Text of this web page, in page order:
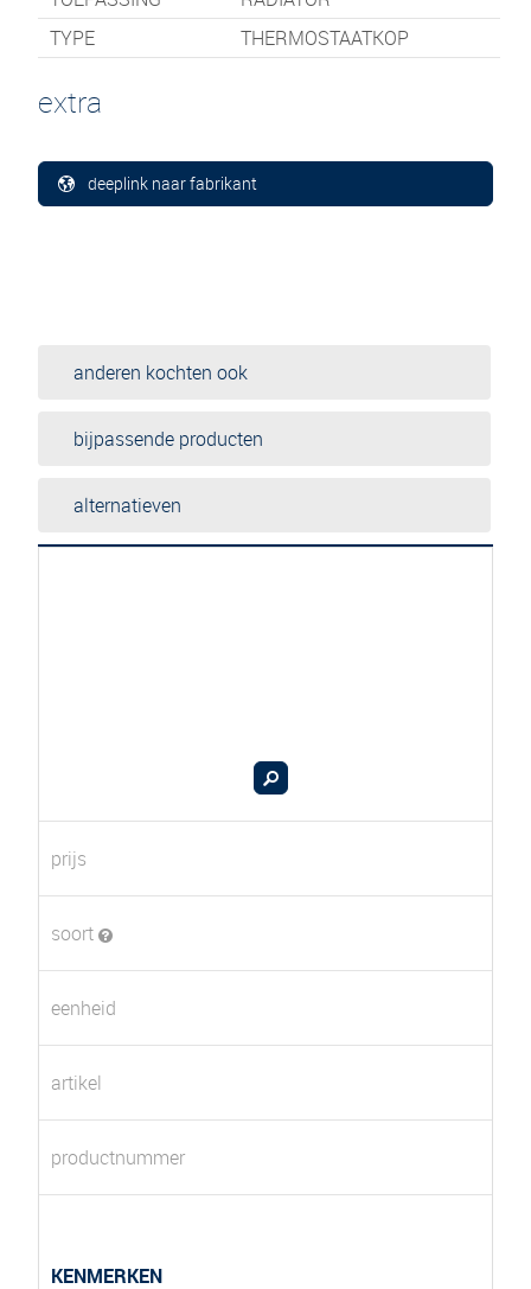
TYPE
THERMOSTAATKOP
extra
deeplink naar fabrikant
anderen kochten ook
bijpassende producten
alternatieven
prijs
soort
eenheid
artikel
productnummer
KENMERKEN